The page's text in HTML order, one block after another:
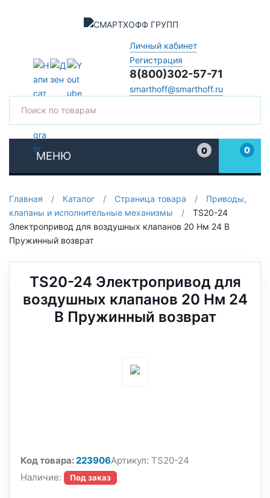
Личный кабинет
Регистрация
8(800)302-57-71
smarthoff@smarthoff.ru
МЕНЮ
0
0
Главная / Каталог / Страница товара /
Приводы,
клапаны и исполнительные механизмы
/
TS20-24
Электропривод для воздушных клапанов 20 Нм 24 В
Пружинный возврат
TS20-24 Электропривод для
воздушных клапанов 20 Нм 24
В Пружинный возврат
Код товара:223906Артикул: TS20-24
Наличие:
Под заказ